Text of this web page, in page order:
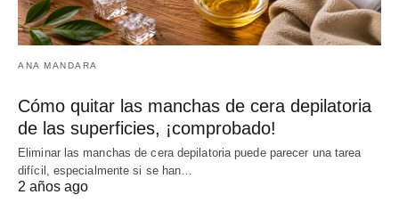
ANA MANDARA
Cómo quitar las manchas de cera depilatoria
de las superficies, ¡comprobado!
Eliminar las manchas de cera depilatoria puede parecer una tarea
difícil, especialmente si se han…
2 años ago